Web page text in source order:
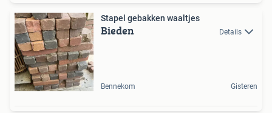
Stapel gebakken waaltjes
Bieden Details
Bennekom Gisteren